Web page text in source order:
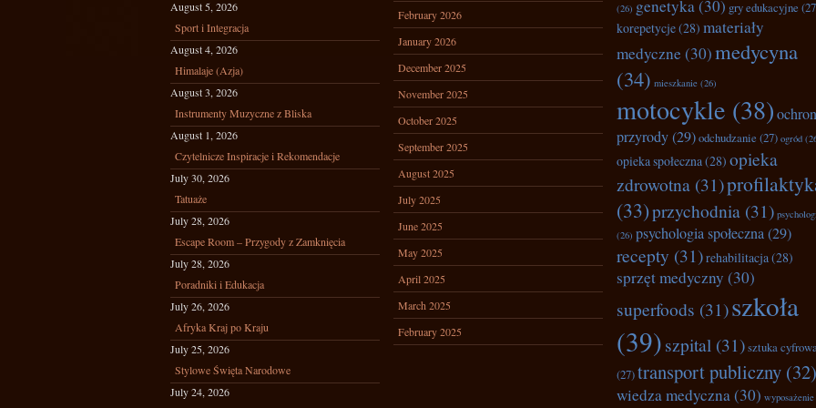
August 5, 2026
Sport i Integracja
August 4, 2026
Himalaje (Azja)
August 3, 2026
Instrumenty Muzyczne z Bliska
August 1, 2026
Czytelnicze Inspiracje i Rekomendacje
July 30, 2026
Tatuaże
July 28, 2026
Escape Room – Przygody z Zamknięcia
July 28, 2026
Poradniki i Edukacja
July 26, 2026
Afryka Kraj po Kraju
July 25, 2026
Stylowe Święta Narodowe
July 24, 2026
February 2026
January 2026
December 2025
November 2025
October 2025
September 2025
August 2025
July 2025
June 2025
May 2025
April 2025
March 2025
February 2025
(26) genetyka(30) gry edukacyjne
korepetycje(28) materiały
medyczne (30)medycyna
(34) mieszkanie (26)
motocykle (38)
przyrody(29)odchudzanie (27) ogród
opieka społeczna(28) opieka
zdrowotna (31)
(33)przychodnia (31)
(26) psychologia społeczna(29)
recepty (31)rehabilitacja(28)
sprzęt medyczny (30)
superfoods (31)szkoła
(39)szpital (31)sztuka
(27)transport publiczny (32)
wiedza medyczna(30) wyposażenie